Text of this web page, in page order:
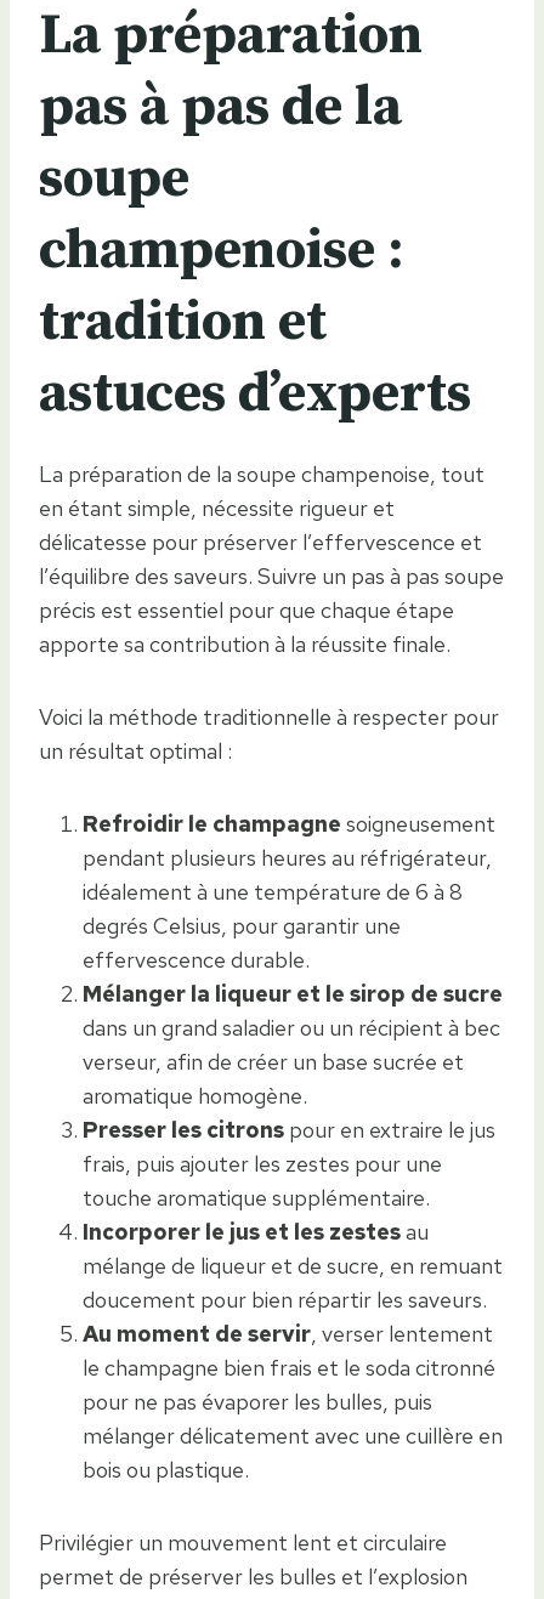
La préparation
pas à pas de la
soupe
champenoise :
tradition et
astuces d’experts
La préparation de la soupe champenoise, tout
en étant simple, nécessite rigueur et
délicatesse pour préserver l’effervescence et
l’équilibre des saveurs. Suivre un pas à pas soupe
précis est essentiel pour que chaque étape
apporte sa contribution à la réussite finale.
Voici la méthode traditionnelle à respecter pour
un résultat optimal :
Refroidir le champagne soigneusement
pendant plusieurs heures au réfrigérateur,
idéalement à une température de 6 à 8
degrés Celsius, pour garantir une
effervescence durable.
Mélanger la liqueur et le sirop de sucre
dans un grand saladier ou un récipient à bec
verseur, afin de créer un base sucrée et
aromatique homogène.
Presser les citrons pour en extraire le jus
frais, puis ajouter les zestes pour une
touche aromatique supplémentaire.
Incorporer le jus et les zestesau
mélange de liqueur et de sucre, en remuant
doucement pour bien répartir les saveurs.
Au moment de servir, verser lentement
le champagne bien frais et le soda citronné
pour ne pas évaporer les bulles, puis
mélanger délicatement avec une cuillère en
bois ou plastique.
Privilégier un mouvement lent et circulaire
permet de préserver les bulles et l’explosion